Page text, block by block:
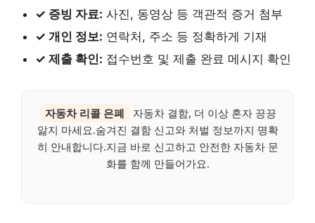
✓ 증빙 자료: 사진, 동영상 등 객관적 증거 첨부
✓ 개인 정보: 연락처, 주소 등 정확하게 기재
✓ 제출 확인: 접수번호 및 제출 완료 메시지 확인
자동차 리콜 은폐
자동차 결함, 더 이상 혼자 끙끙
앓지 마세요.숨겨진 결함 신고와 처벌 정보까지 명확
히 안내합니다.지금 바로 신고하고 안전한 자동차 문
화를 함께 만들어가요.